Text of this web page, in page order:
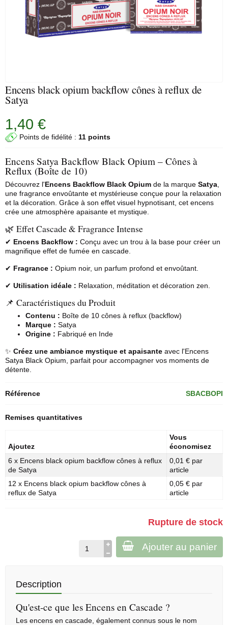
Encens black opium backflow cônes à reflux de
Satya
1,40 €
Points de fidélité : 11 points
Encens Satya Backflow Black Opium – Cônes à
Reflux (Boîte de 10)
Découvrez l'Encens Backflow Black Opium de la marque Satya
une fragrance envoûtante et mystérieuse conçue pour la relaxation
et la décoration. Grâce à son effet visuel hypnotisant, cet encens
crée une atmosphère apaisante et mystique.
🌿 Effet Cascade & Fragrance Intense
✔ Encens Backflow : Conçu avec un trou à la base pour créer un
magnifique effet de fumée en cascade.
✔ Fragrance : Opium noir, un parfum profond et envoûtant.
✔ Utilisation idéale : Relaxation, méditation et décoration zen.
📌 Caractéristiques du Produit
Contenu : Boîte de 10 cônes à reflux (backflow)
Marque : Satya
Origine : Fabriqué en Inde
✨ Créez une ambiance mystique et apaisante avec l'Encens
Satya Black Opium, parfait pour accompagner vos moments de
détente.
Référence SBACBOPI
Remises quantitatives
Ajoutez
Vous
économisez
6 x Encens black opium backflow cônes à reflux
de Satya
0,01 € par
article
12 x Encens black opium backflow cônes à
reflux de Satya
0,05 € par
article
Rupture de stock
Ajouter au panier
Description
Qu'est-ce que les Encens en Cascade ?
Les encens en cascade, également connus sous le nom